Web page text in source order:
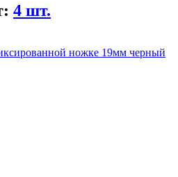
4 шт.
ножке 19мм черный